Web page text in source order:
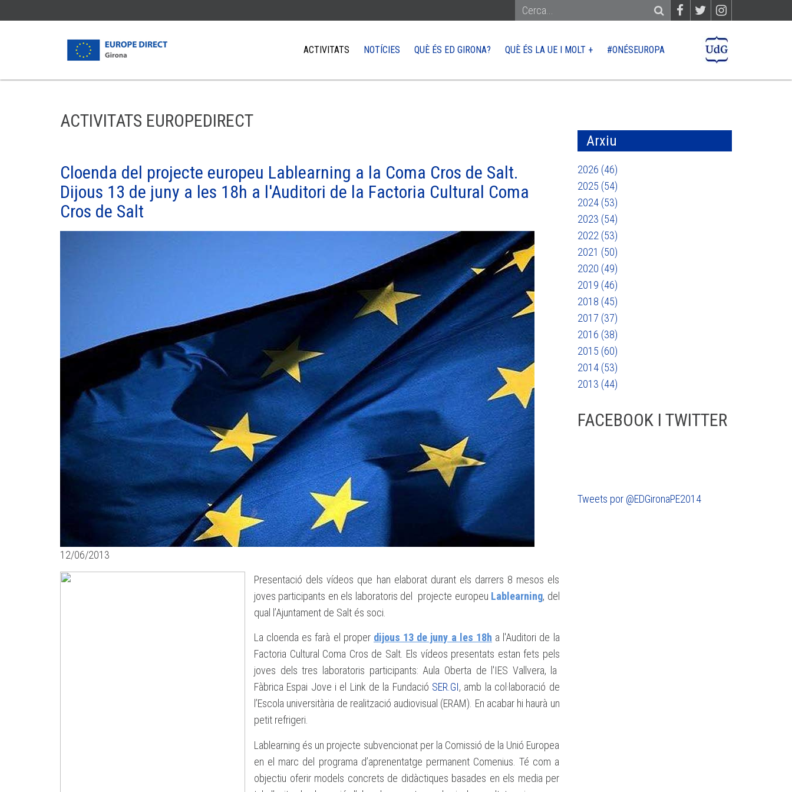
ACTIVITATS NOTÍCIES QUÈ ÉS ED GIRONA? QUÈ ÉS LA UE I MOLT +
Qui en forma part
On influeix la UE
Normativa Europea
Defensor del poble europeu
Com pots visitar les institucions de la UE
Viatjar
Licitacions
#ONÉSEUROPA
ACTIVITATS EUROPEDIRECT
Cloenda del projecte europeu Lablearning a la Coma Cros de Salt.
Dijous 13 de juny a les 18h a l'Auditori de la Factoria Cultural Coma
Cros de Salt
12/06/2013
Presentació dels vídeos que han elaborat durant els darrers 8 mesos els
joves participants en els laboratoris del projecte europeu Lablearning, del
qual l’Ajuntament de Salt és soci.
La cloenda es farà el proper dijous 13 de juny a les 18h a l'Auditori de la
Factoria Cultural Coma Cros de Salt. Els vídeos presentats estan fets pels
joves dels tres laboratoris participants: Aula Oberta de l'IES Vallvera, la
Fàbrica Espai Jove i el Link de la Fundació SER.GI, amb la col·laboració de
l’Escola universitària de realització audiovisual (ERAM). En acabar hi haurà un
petit refrigeri.
Lablearning és un projecte subvencionat per la Comissió de la Unió Europea
en el marc del programa d’aprenentatge permanent Comenius. Té com a
objectiu oferir models concrets de didàctiques basades en els media per
Arxiu
2026 (46)
2025 (54)
2024 (53)
2023 (54)
2022 (53)
2021 (50)
2020 (49)
2019 (46)
2018 (45)
2017 (37)
2016 (38)
2015 (60)
2014 (53)
2013 (44)
FACEBOOK I TWITTER
Tweets por @EDGironaPE2014